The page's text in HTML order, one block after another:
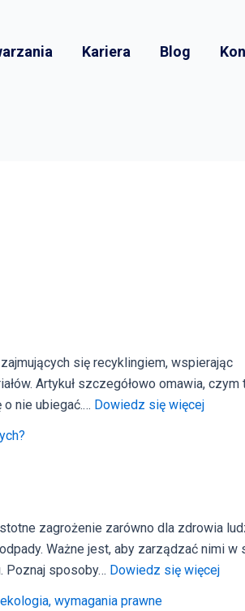
Kariera Blog
się recyklingiem, wspierając
Artykuł szczegółowo omawia, czym
nie ubiegać.… Dowiedz się więcej:
zagrożenie zarówno dla zdrowia
Ważne jest, aby zarządzać nimi w
Poznaj sposoby… Dowiedz się więcej:
wymagania prawne